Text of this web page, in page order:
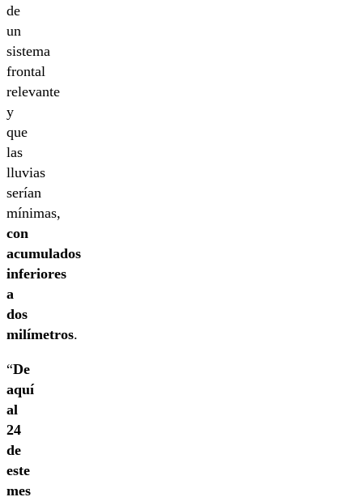
de
un
sistema
frontal
relevante
y
que
las
lluvias
serían
mínimas,
con
acumulados
inferiores
a
dos
milímetros.
“De
aquí
al
24
de
este
mes